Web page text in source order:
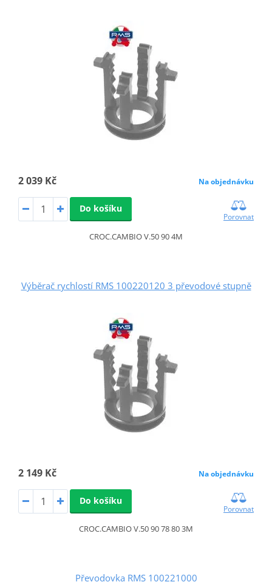
2 039 Kč Na objednávku
Do košíku
Porovnat
CROC.CAMBIO V.50 90 4M
Výběrač rychlostí RMS 100220120 3 převodové stupně
2 149 Kč Na objednávku
Do košíku
Porovnat
CROC.CAMBIO V.50 90 78 80 3M
Převodovka RMS 100221000